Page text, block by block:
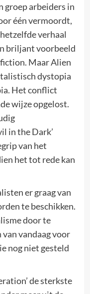
groep arbeiders in
één vermoordt,
verhaal
briljant voorbeeld
Maar Alien
dystopia
Het conflict
wijze opgelost.
in the Dark’
van het
het tot rede kan
er graag van
te beschikken.
door te
vandaag voor
nog niet gesteld
de sterkste